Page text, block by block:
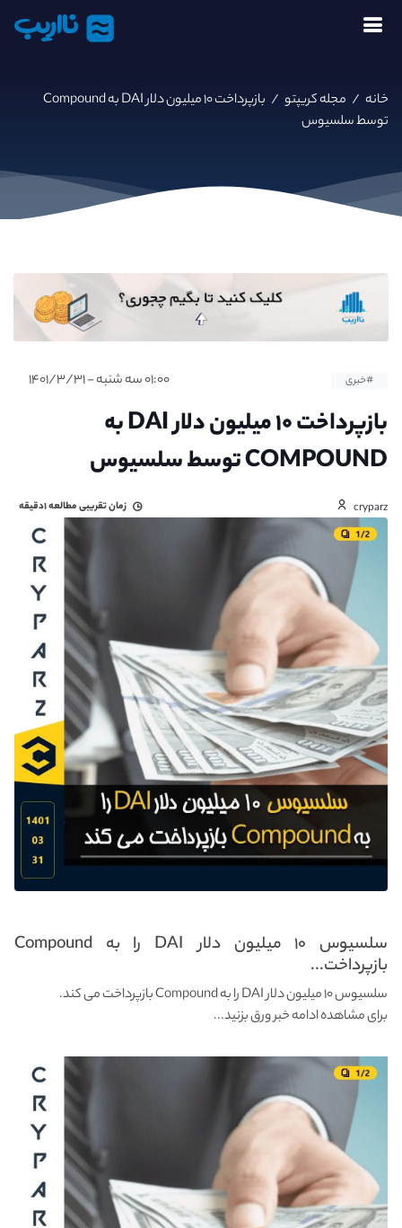
نااریب
خانه / مجله کریپتو /
بازپرداخت ۱۰ میلیون دلار DAI به Compound
توسط سلسیوس
#خبری ۰۱:۰۰ سه شنبه - ۱۴۰۱/۳/۳۱
بازپرداخت ۱۰ میلیون دلار DAI به
COMPOUND توسط سلسیوس
cryparz زمان تقریبی مطالعه۱دقیقه
سلسیوس ۱۰ میلیون دلار DAI را به Compound
بازپرداخت...
سلسیوس ۱۰ میلیون دلار DAI را به Compound بازپرداخت می کند.
برای مشاهده ادامه خبر ورق بزنید...